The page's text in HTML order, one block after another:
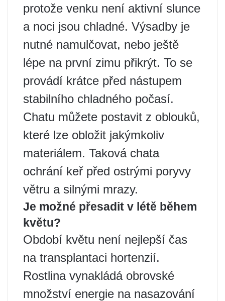
protože venku není aktivní slunce
a noci jsou chladné. Výsadby je
nutné namulčovat, nebo ještě
lépe na první zimu přikrýt. To se
provádí krátce před nástupem
stabilního chladného počasí.
Chatu můžete postavit z oblouků,
které lze obložit jakýmkoliv
materiálem. Taková chata
ochrání keř před ostrými poryvy
větru a silnými mrazy.
Je možné přesadit v létě během
květu?
Období květu není nejlepší čas
na transplantaci hortenzií.
Rostlina vynakládá obrovské
množství energie na nasazování